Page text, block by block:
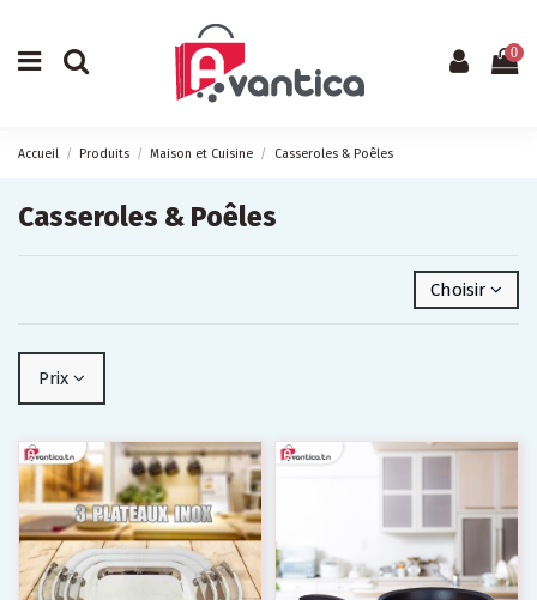
0
Accueil Produits Maison et Cuisine Casseroles & Poêles
Casseroles & Poêles
Choisir
Prix